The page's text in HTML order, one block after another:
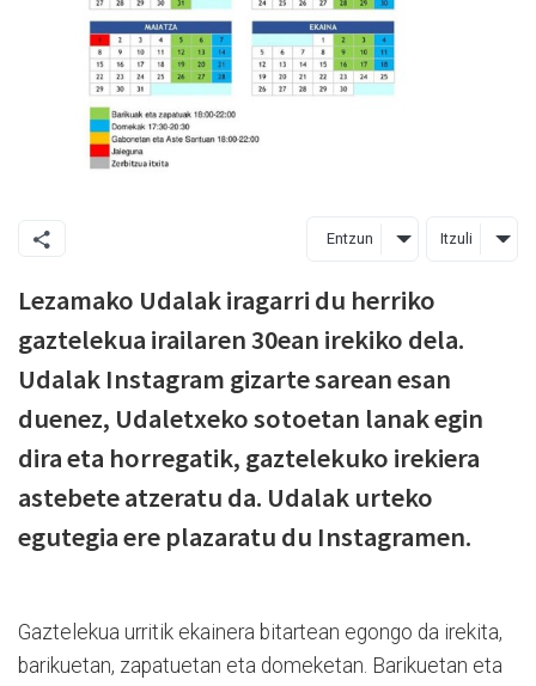
Entzun Itzuli
Lezamako Udalak iragarri du herriko
gaztelekua irailaren 30ean irekiko dela.
Udalak Instagram gizarte sarean esan
duenez, Udaletxeko sotoetan lanak egin
dira eta horregatik, gaztelekuko irekiera
astebete atzeratu da. Udalak urteko
egutegia ere plazaratu du Instagramen.
Gaztelekua urritik ekainera bitartean egongo da irekita,
barikuetan, zapatuetan eta domeketan. Barikuetan eta